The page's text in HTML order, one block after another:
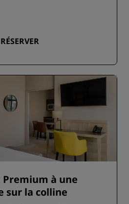
RÉSERVER
à une
sur la colline